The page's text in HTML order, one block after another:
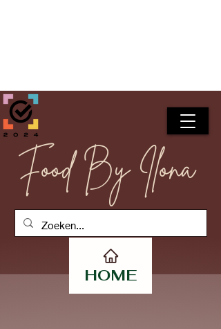
Food By Ilona
HOME